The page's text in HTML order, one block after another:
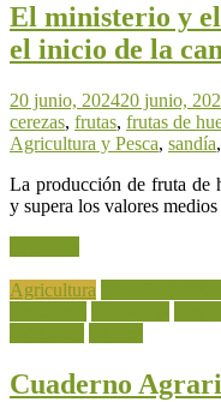
El ministerio y
el inicio de la
20 junio, 202420 junio,
cerezas, frutas, frutas de
Agricultura y Pesca, sandía,
La producción de fruta de
y supera los valores
Agricultura
Cuaderno